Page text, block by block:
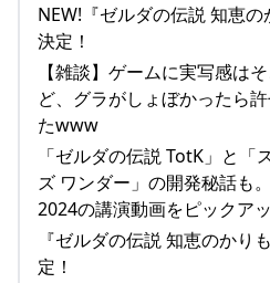
NEW!『ゼルダの伝説 知恵
決定！
【雑談】ゲームに実写感は
ど、グラがしょぼかったら
たwww
「ゼルダの伝説 TotK」と「
ズ ワンダー」の開発秘話も
2024の講演動画をピックア
『ゼルダの伝説 知恵のかり
定！